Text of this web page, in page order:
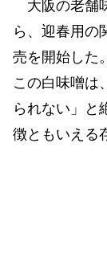
大阪の老舗
ら、迎春用の
売を開始した
この白味噌は
られない」と
徴ともいえる